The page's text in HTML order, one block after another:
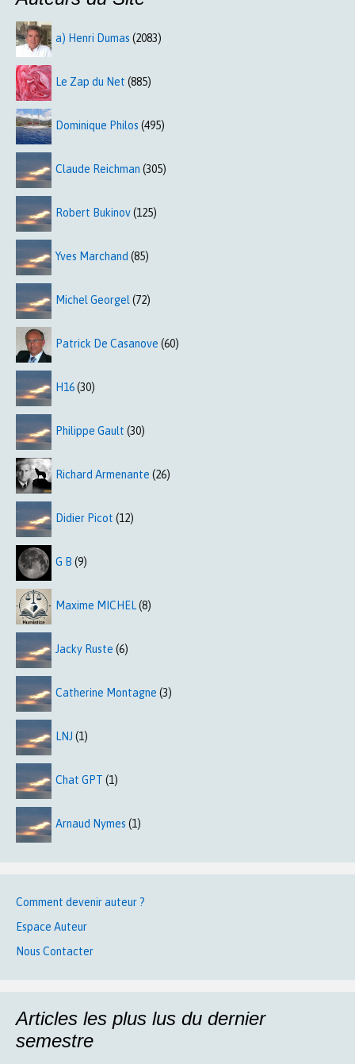
a) Henri Dumas (2083)
Le Zap du Net (885)
Dominique Philos (495)
Claude Reichman (305)
Robert Bukinov(125)
Yves Marchand (85)
Michel Georgel (72)
Patrick De Casanove (60)
H16(30)
Philippe Gault (30)
Richard Armenante (26)
Didier Picot (12)
G B (9)
Maxime MICHEL(8)
Jacky Ruste (6)
Catherine Montagne (3)
LNJ (1)
Chat GPT (1)
Arnaud Nymes (1)
Comment devenir auteur ?
Espace Auteur
Nous Contacter
Articles les plus lus du dernier
semestre